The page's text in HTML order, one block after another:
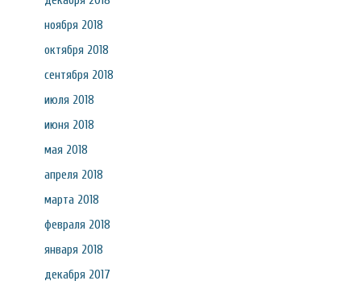
ноября 2018
октября 2018
сентября 2018
июля 2018
июня 2018
мая 2018
апреля 2018
марта 2018
февраля 2018
января 2018
декабря 2017